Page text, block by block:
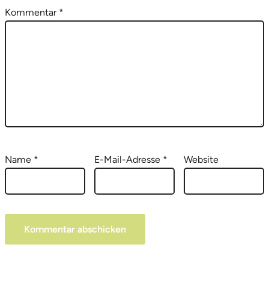
Kommentar *
Name * E-Mail-Adresse * Website